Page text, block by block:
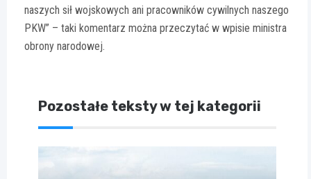
naszych sił wojskowych ani pracowników cywilnych naszego
PKW” – taki komentarz można przeczytać w wpisie ministra
obrony narodowej.
Pozostałe teksty w tej kategorii